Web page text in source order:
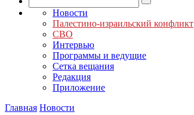
Новости
Палестино-израильский конфликт
СВО
Интервью
Программы и ведущие
Сетка вещания
Редакция
Приложение
Главная Новости